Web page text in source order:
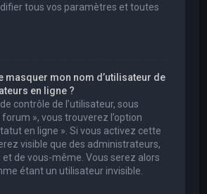
tous vos paramètres et toutes
masquer mon nom d’utilisateur de
en ligne ?
contrôle de l’utilisateur, sous
», vous trouverez l’option
en ligne ». Si vous activez cette
visible que des administrateurs,
de vous-même. Vous serez alors
étant un utilisateur invisible.